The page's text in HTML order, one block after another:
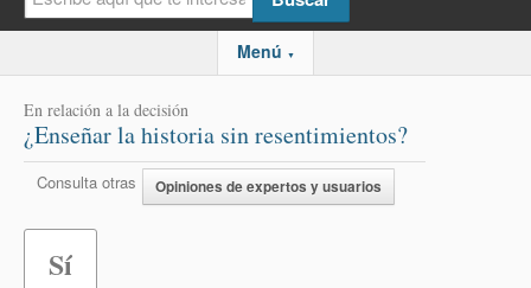
Menú ▼
En relación a la decisión
¿Enseñar la historia sin resentimientos?
Consulta otras Opiniones de expertos y usuarios
Sí